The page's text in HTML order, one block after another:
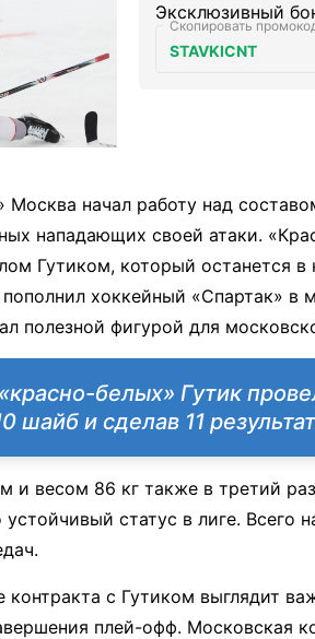
Эксклюзивный
STAVKICNT
Москва начал работу над
нападающих своей атаки.
Гутиком, который останется
хоккейный «Спартак» в
полезной фигурой для
белых» Гутик
шайб и сделав 11
и весом 86 кг также в третий
статус в лиге. Всего
контракта с Гутиком выглядит
плей-офф. Московская